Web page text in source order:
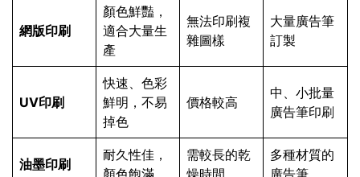
網版印刷
顏色鮮豔，
適合大量生
產
無法印刷複
雜圖樣
大量廣告筆
訂製
UV印刷
快速、色彩
鮮明，不易
掉色
價格較高
中、小批量
廣告筆印刷
油墨印刷
耐久性佳，
顏色飽滿
需較長的乾
燥時間
多種材質的
廣告筆